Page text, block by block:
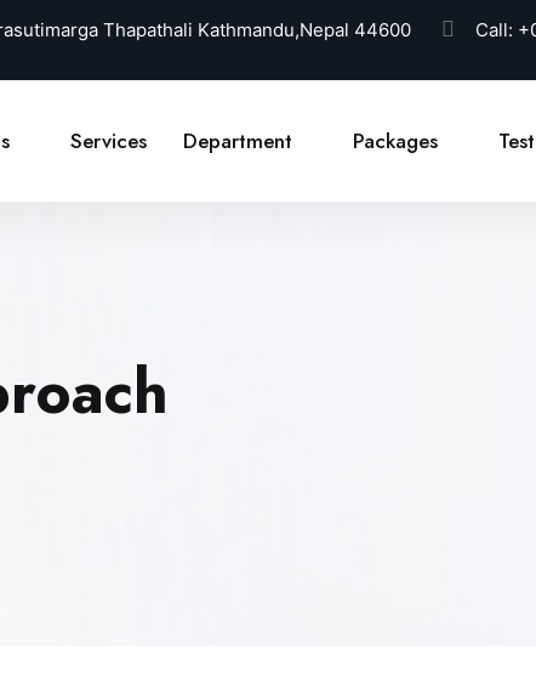
Thapathali Kathmandu,Nepal 44600 Call:
Services Department Packages